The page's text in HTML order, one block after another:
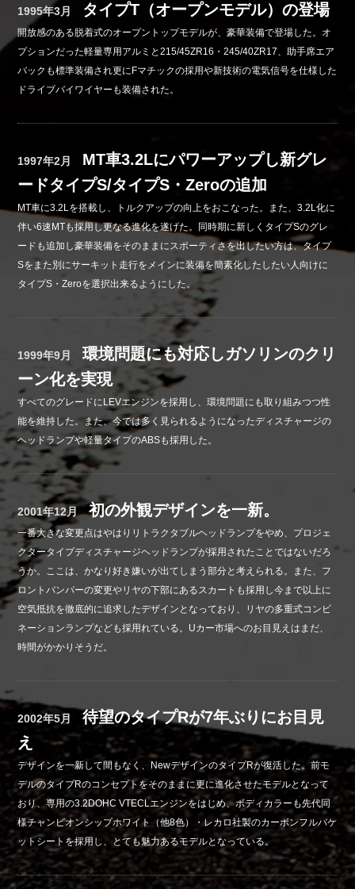
1995年3月 タイプT（オープンモデル）の登場
開放感のある脱着式のオープントップモデルが、豪華装備で登場した。オ
プションだった軽量専用アルミと215/45ZR16・245/40ZR17、助手席エア
バックも標準装備され更にFマチックの採用や新技術の電気信号を仕様した
ドライブバイワイヤーも装備された。
1997年2月 MT車3.2Lにパワーアップし新グレ
ードタイプS/タイプS・Zeroの追加
MT車に3.2Lを搭載し、トルクアップの向上をおこなった。また、3.2L化に
伴い6速MTも採用し更なる進化を遂げた。同時期に新しくタイプSのグレ
ードも追加し豪華装備をそのままにスポーティさを出したい方は、タイプ
Sをまた別にサーキット走行をメインに装備を簡素化したしたい人向けに
タイプS・Zeroを選択出来るようにした。
1999年9月環境問題にも対応しガソリンのクリ
ーン化を実現
すべてのグレードにLEVエンジンを採用し、環境問題にも取り組みつつ性
能を維持した。また、今では多く見られるようになったディスチャージの
ヘッドランプや軽量タイプのABSも採用した。
2001年12月初の外観デザインを一新。
一番大きな変更点はやはりリトラクタブルヘッドランプをやめ、プロジェ
クタータイプディスチャージヘッドランプが採用されたことではないだろ
うか。ここは、かなり好き嫌いが出てしまう部分と考えられる。また、フ
ロントバンパーの変更やリヤの下部にあるスカートも採用し今まで以上に
空気抵抗を徹底的に追求したデザインとなっており、リヤの多重式コンビ
ネーションランプなども採用れている。Uカー市場へのお目見えはまだ、
時間がかかりそうだ。
2002年5月待望のタイプRが7年ぶりにお目見
え
デザインを一新して間もなく、NewデザインのタイプRが復活した。前モ
デルのタイプRのコンセプトをそのままに更に進化させたモデルとなって
おり、専用の3.2DOHC VTECLエンジンをはじめ、ボディカラーも先代同
様チャンピオンシップホワイト（他8色）・レカロ社製のカーボンフルバケ
ットシートを採用し、とても魅力あるモデルとなっている。